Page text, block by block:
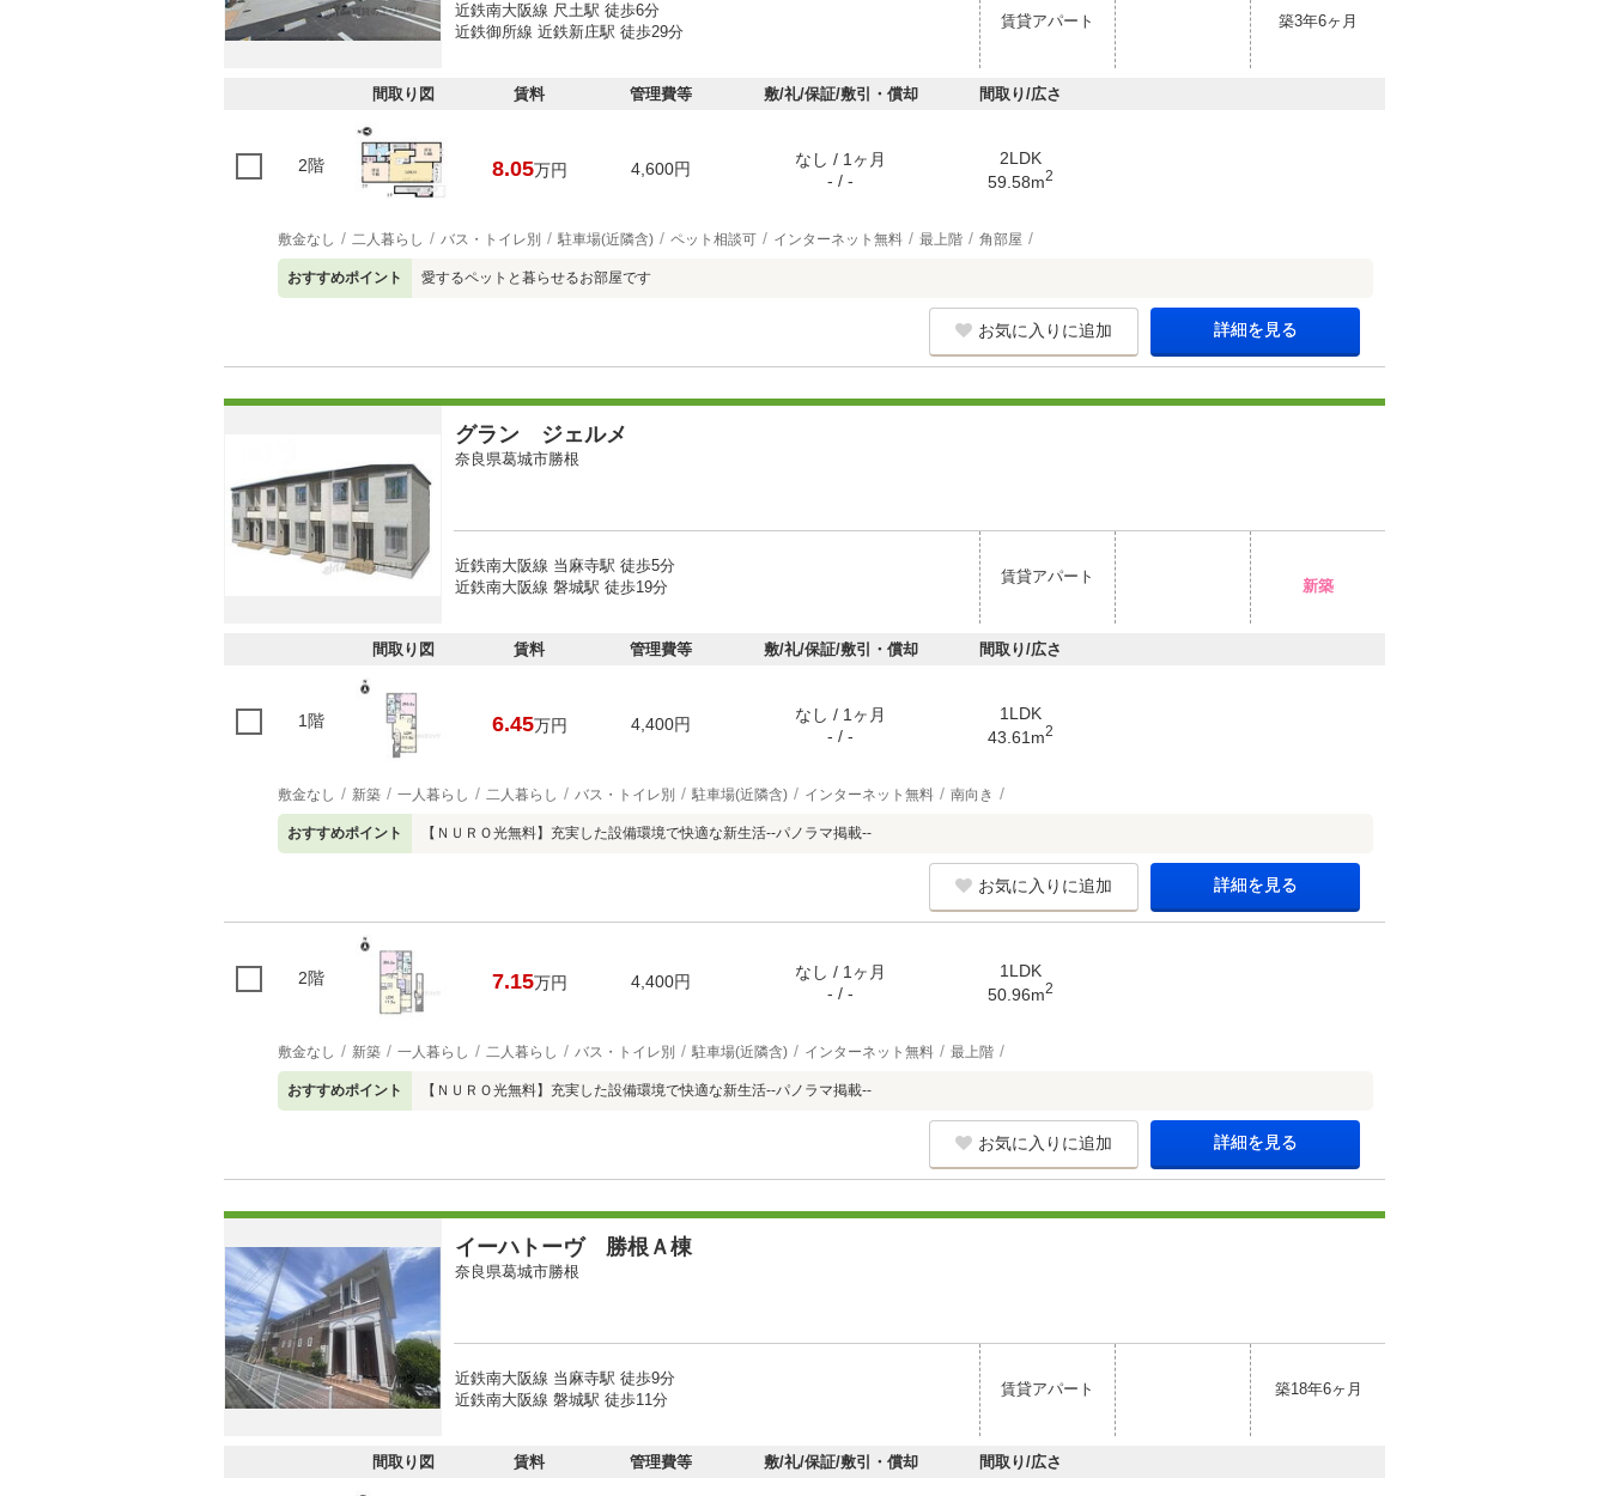
近鉄南大阪線 尺土駅 徒歩6分
近鉄御所線 近鉄新庄駅 徒歩29分
賃貸アパート 築3年6ヶ月
間取り図 賃料 管理費等 敷/礼/保証/敷引・償却 間取り/広さ
2階 8.05万円 4,600円
なし / 1ヶ月
- / -
2LDK
59.58m2
敷金なし 二人暮らし バス・トイレ別 駐車場(近隣含) ペット相談可 インターネット無料 最上階 角部屋
おすすめポイント 愛するペットと暮らせるお部屋です
お気に入りに追加 詳細を見る
グラン ジェルメ
奈良県葛城市勝根
近鉄南大阪線 当麻寺駅 徒歩5分
近鉄南大阪線 磐城駅 徒歩19分
賃貸アパート
新築
間取り図 賃料 管理費等 敷/礼/保証/敷引・償却 間取り/広さ
1階 6.45万円 4,400円
なし / 1ヶ月
- / -
1LDK
43.61m2
敷金なし 新築 一人暮らし 二人暮らし バス・トイレ別 駐車場(近隣含) インターネット無料 南向き
おすすめポイント 【ＮＵＲＯ光無料】充実した設備環境で快適な新生活--パノラマ掲載--
お気に入りに追加 詳細を見る
2階 7.15万円 4,400円
なし / 1ヶ月
- / -
1LDK
50.96m2
敷金なし 新築 一人暮らし 二人暮らし バス・トイレ別 駐車場(近隣含) インターネット無料 最上階
おすすめポイント 【ＮＵＲＯ光無料】充実した設備環境で快適な新生活--パノラマ掲載--
お気に入りに追加 詳細を見る
イーハトーヴ 勝根Ａ棟
奈良県葛城市勝根
近鉄南大阪線 当麻寺駅 徒歩9分
近鉄南大阪線 磐城駅 徒歩11分
賃貸アパート 築18年6ヶ月
間取り図 賃料 管理費等 敷/礼/保証/敷引・償却 間取り/広さ